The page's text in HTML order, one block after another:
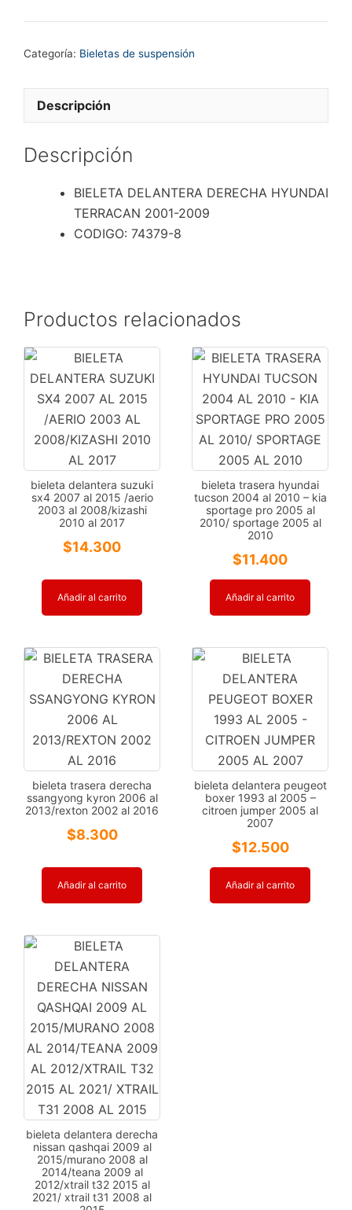
DERECHA
TERRACAN
cantidad
Categoría: Bieletas de suspensión
Descripción
Descripción
BIELETA DELANTERA DERECHA HYUNDAI
TERRACAN 2001-2009
CODIGO: 74379-8
Productos relacionados
bieleta delantera suzuki
sx4 2007 al 2015 /aerio
2003 al 2008/kizashi
2010 al 2017
$14.300
Añadir al carrito
bieleta trasera hyundai
tucson 2004 al 2010 – kia
sportage pro 2005 al
2010/ sportage 2005 al
2010
$11.400
Añadir al carrito
bieleta trasera derecha
ssangyong kyron 2006 al
2013/rexton 2002 al 2016
$8.300
Añadir al carrito
bieleta delantera peugeot
boxer 1993 al 2005 –
citroen jumper 2005 al
2007
$12.500
Añadir al carrito
bieleta delantera derecha
nissan qashqai 2009 al
2015/murano 2008 al
2014/teana 2009 al
2012/xtrail t32 2015 al
2021/ xtrail t31 2008 al